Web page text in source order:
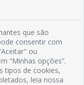
que são
consentir com
ou
“Minhas opções”.
tipos de cookies,
leia nossa